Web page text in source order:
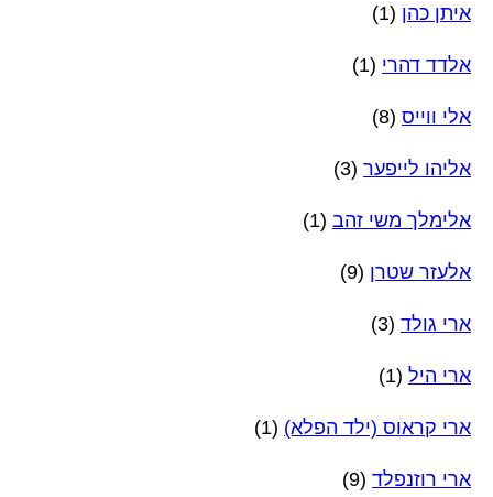
איתן כהן (1)
אלדד דהרי (1)
אלי ווייס (8)
אליהו לייפער (3)
אלימלך משי זהב (1)
אלעזר שטרן (9)
ארי גולד (3)
ארי היל (1)
ארי קראוס (ילד הפלא) (1)
ארי רוזנפלד (9)